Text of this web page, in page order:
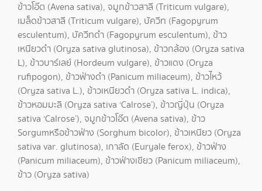
ข้าวโอ๊ต (Avena sativa), จมูกข้าวสาลี (Triticum vulgare),
เมล็ดข้าวสาลี (Triticum vulgare), บัควีท (Fagopyrum
esculentum), บัควีทดำ (Fagopyrum esculentum), ข้าว
เหนียวดำ (Oryza sativa glutinosa), ข้าวกล้อง (Oryza sativa
L), ข้าวบาร์เลย์ (Hordeum vulgare), ข้าวแดง (Oryza
rufipogon), ข้าวฟ่างดำ (Panicum miliaceum), ข้าวไหว้
(Oryza sativa L.), ข้าวเหนียวดำ (Oryza sativa L. indica),
ข้าวหอมมะลิ (Oryza sativa ‘Calrose’), ข้าวญี่ปุ่น (Oryza
sativa ‘Calrose’), จมูกข้าวโอ๊ต (Avena sativa), ข้าว
Sorgumหรือข้าวฟ่าง (Sorghum bicolor), ข้าวเหนียว (Oryza
sativa var. glutinosa), เกาลัด (Euryale ferox), ข้าวฟ่าง
(Panicum miliaceum), ข้าวฟ่างเขียว (Panicum miliaceum),
ข้าว (Oryza sativa)